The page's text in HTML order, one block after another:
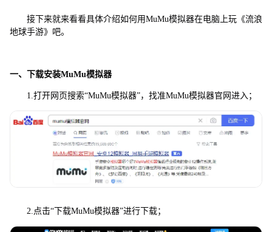
接下来就来看看具体介绍如何用MuMu模拟器在电脑上玩《流浪
地球手游》吧。
一、下载安装MuMu模拟器
1.打开网页搜索“MuMu模拟器”，找准MuMu模拟器官网进入；
2.点击“下载MuMu模拟器”进行下载；